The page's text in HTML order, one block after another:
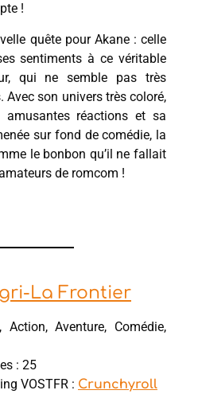
!
quête pour Akane : celle
sentiments à ce véritable
qui ne semble pas très
Avec son univers très coloré,
amusantes réactions et sa
sur fond de comédie, la
le bonbon qu’il ne fallait
de romcom !
La Frontier
Action, Aventure, Comédie,
: 25
VOSTFR : Crunchyroll